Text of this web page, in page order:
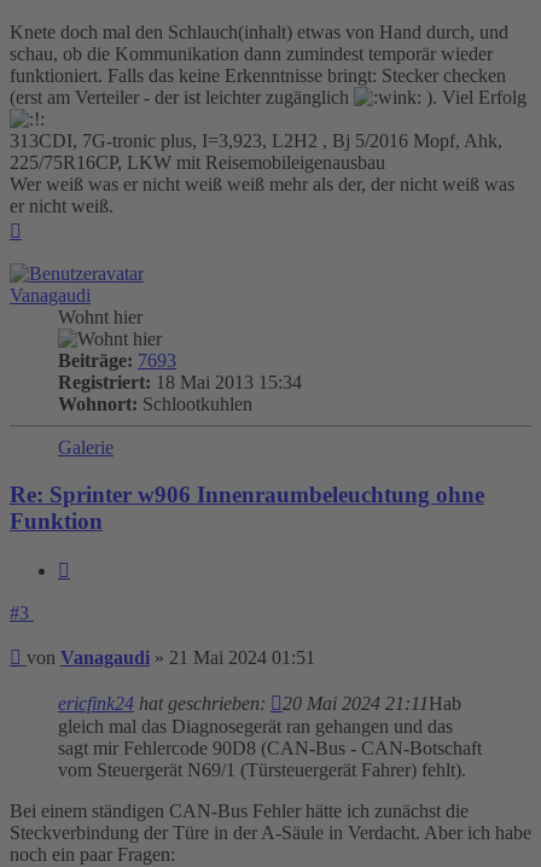
Knete doch mal den Schlauch(inhalt) etwas von Hand durch, und
schau, ob die Kommunikation dann zumindest temporär wieder
funktioniert. Falls das keine Erkenntnisse bringt: Stecker checken
(erst am Verteiler - der ist leichter zugänglich
). Viel Erfolg
313CDI, 7G-tronic plus, I=3,923, L2H2 , Bj 5/2016 Mopf, Ahk,
225/75R16CP, LKW mit Reisemobileigenausbau
Wer weiß was er nicht weiß weiß mehr als der, der nicht weiß was
er nicht weiß.
Vanagaudi
Wohnt hier
Beiträge: 7693
Registriert: 18 Mai 2013 15:34
Wohnort: Schlootkuhlen
Galerie
Re: Sprinter w906 Innenraumbeleuchtung ohne
Funktion
#3
Beitrag
von Vanagaudi » 21 Mai 2024 01:51
ericfink24 hat geschrieben: 20 Mai 2024 21:11Hab
gleich mal das Diagnosegerät ran gehangen und das
sagt mir Fehlercode 90D8 (CAN-Bus - CAN-Botschaft
vom Steuergerät N69/1 (Türsteuergerät Fahrer) fehlt).
Bei einem ständigen CAN-Bus Fehler hätte ich zunächst die
Steckverbindung der Türe in der A-Säule in Verdacht. Aber ich habe
noch ein paar Fragen: